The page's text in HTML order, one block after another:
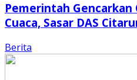
Pemerintah
Cuaca, Sasar DAS
Berita